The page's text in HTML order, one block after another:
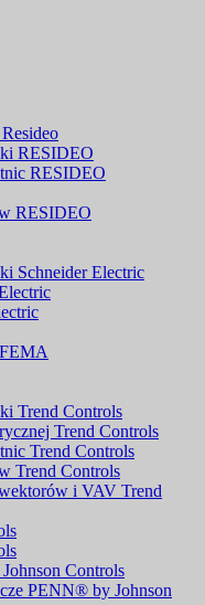
RESIDEO
RESIDEO
RESIDEO
Schneider Electric
Trend Controls
Trend Controls
Trend Controls
Trend Controls
i VAV Trend
Controls
PENN® by Johnson